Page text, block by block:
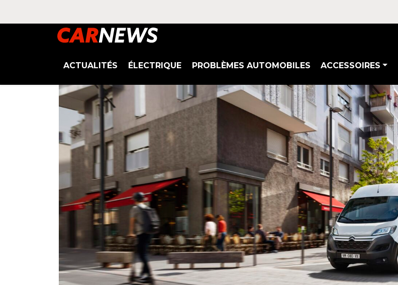
ACTUALITÉS ÉLECTRIQUE PROBLÈMES AUTOMOBILES ACCESSOIRES